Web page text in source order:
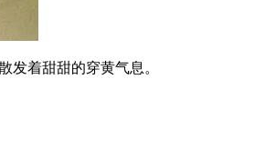
着甜甜的穿黄气息。